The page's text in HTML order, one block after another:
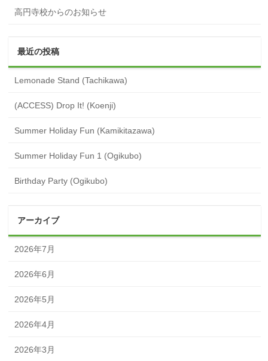
高円寺校からのお知らせ
最近の投稿
Lemonade Stand (Tachikawa)
(ACCESS) Drop It! (Koenji)
Summer Holiday Fun (Kamikitazawa)
Summer Holiday Fun 1 (Ogikubo)
Birthday Party (Ogikubo)
アーカイブ
2026年7月
2026年6月
2026年5月
2026年4月
2026年3月